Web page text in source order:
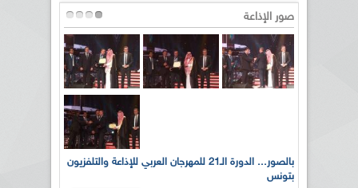
صور الإذاعة
بالصور... الدورة الـ21 للمهرجان العربي للإذاعة والتلفزيون
بتونس